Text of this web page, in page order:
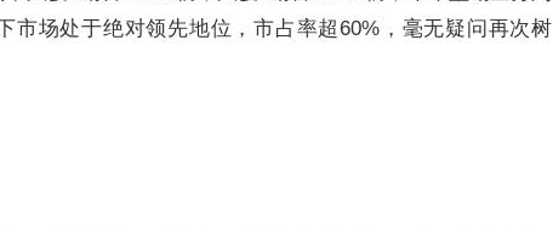
市场处于绝对领先地位，市占率超60%，毫无疑问再次树